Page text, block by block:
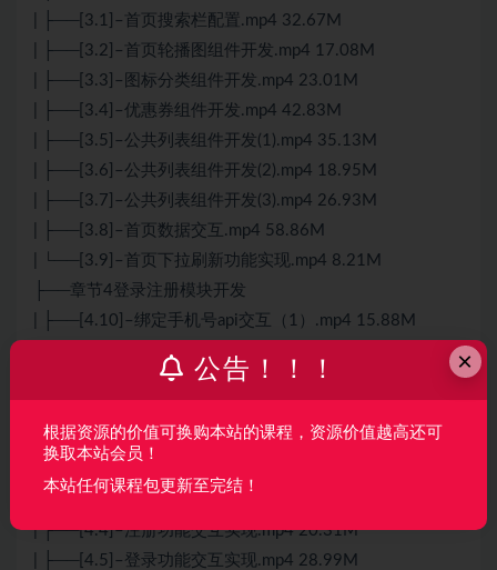
| ├──[3.1]–首页搜索栏配置.mp4 32.67M
| ├──[3.2]–首页轮播图组件开发.mp4 17.08M
| ├──[3.3]–图标分类组件开发.mp4 23.01M
| ├──[3.4]–优惠券组件开发.mp4 42.83M
| ├──[3.5]–公共列表组件开发(1).mp4 35.13M
| ├──[3.6]–公共列表组件开发(2).mp4 18.95M
| ├──[3.7]–公共列表组件开发(3).mp4 26.93M
| ├──[3.8]–首页数据交互.mp4 58.86M
| └──[3.9]–首页下拉刷新功能实现.mp4 8.21M
├──章节4登录注册模块开发
| ├──[4.10]–绑定手机号api交互（1）.mp4 15.88M
| ├──[4.12]–忘记密码页开发.mp4 9.87M
| ├──[4.1]–登录注册页开发（1）.mp4 30.15M
| ├──[4.4]–注册功能交互实现.mp4 20.31M
| ├──[4.5]–登录功能交互实现.mp4 28.99M
×
公告！！！
根据资源的价值可换购本站的课程，资源价值越高还可
换取本站会员！
本站任何课程包更新至完结！